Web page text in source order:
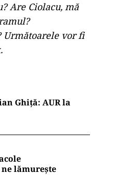
Are Ciolacu, mă
Următoarele vor fi
Ghiță: AUR la
lămurește